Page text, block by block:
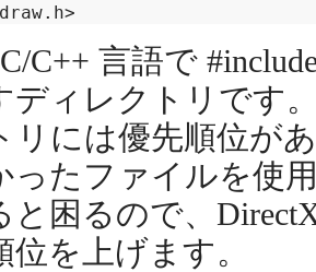
C++ 言語で
ディレクトリです
リには優先順位が
ったファイルを使
と困るので、
位を上げます。